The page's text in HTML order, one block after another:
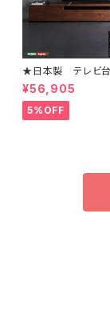
★日本製 テレビ
ード 270cm幅 【
ース-】 SH-24-
¥56,905
5%OFF